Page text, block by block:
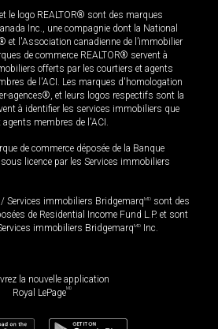
le logo REALTOR® sont des marques
Inc., une compagnie dont la National
et l'Association canadienne de l’immobilier
de commerce REALTOR® servent à
offerts par les courtiers et agents
de l'ACI. Les marques d'homologation
agences®, et leurs logos respectifs sont la
à identifier les services immobiliers que
membres de l'ACI.
de commerce déposée de la Banque
licence par les Services immobiliers
Services immobiliers BridgemarqMD sont des
de Residential Income Fund L.P. et sont
immobiliers BridgemarqMD Inc.
la nouvelle application
Royal LePageMD